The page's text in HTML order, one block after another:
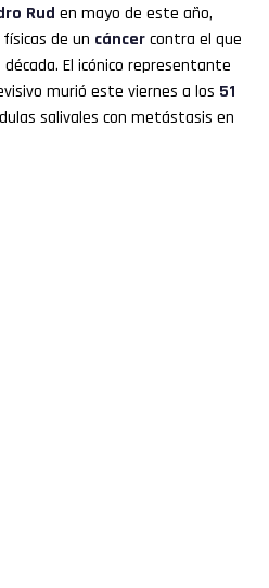
Rud en mayo de este año,
de un cáncercontra el que
El icónico representante
murió este viernes a los 51
salivales con metástasis en